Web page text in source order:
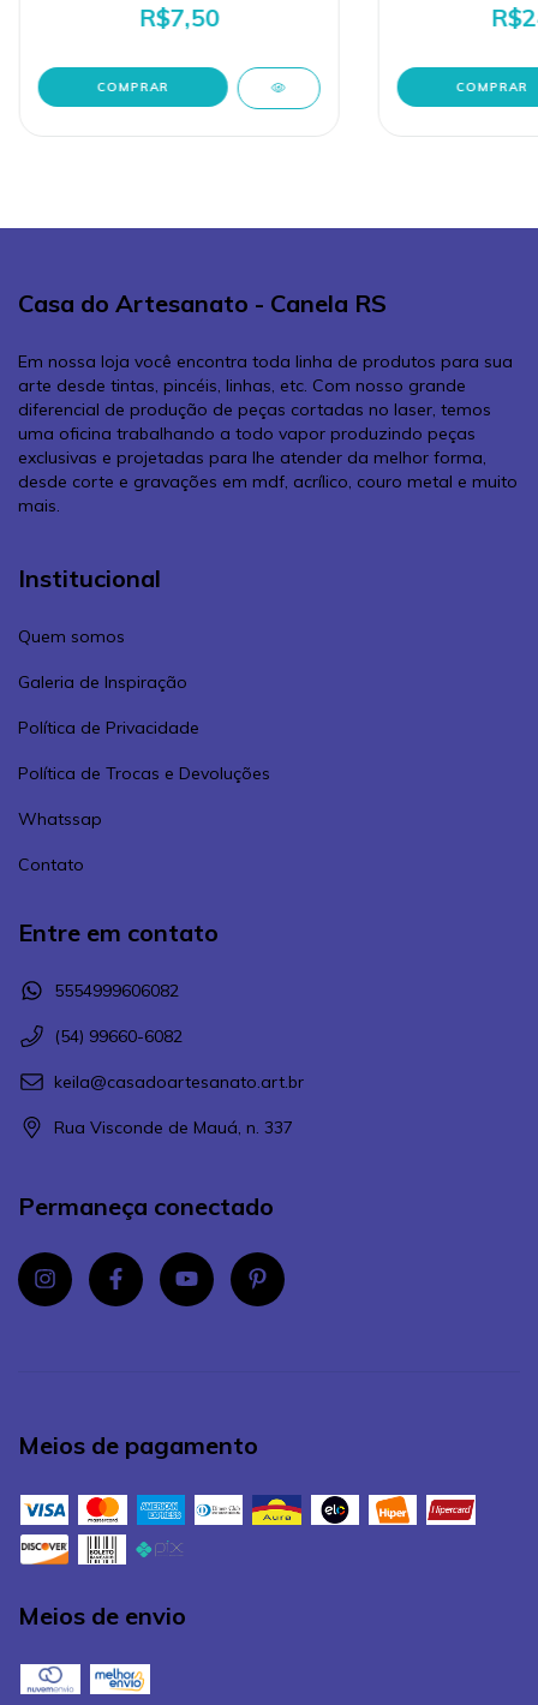
R$7,50
COMPRAR
Casa do Artesanato - Canela RS
Em nossa loja você encontra toda linha de produtos para sua
arte desde tintas, pincéis, linhas, etc. Com nosso grande
diferencial de produção de peças cortadas no laser, temos
uma oficina trabalhando a todo vapor produzindo peças
exclusivas e projetadas para lhe atender da melhor forma,
desde corte e gravações em mdf, acrílico, couro metal e muito
mais.
Institucional
Quem somos
Galeria de Inspiração
Política de Privacidade
Política de Trocas e Devoluções
Whatssap
Contato
Entre em contato
5554999606082
(54) 99660-6082
keila@casadoartesanato.art.br
Rua Visconde de Mauá, n. 337
Permaneça conectado
Meios de pagamento
Meios de envio